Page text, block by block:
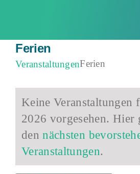
Ferien
VeranstaltungenFerien
Veranstaltungen
für
1.
Juni
2026
Hinweis
Keine Veranstaltungen
2026 vorgesehen. Hier
dennächsten
Veranstaltungen.